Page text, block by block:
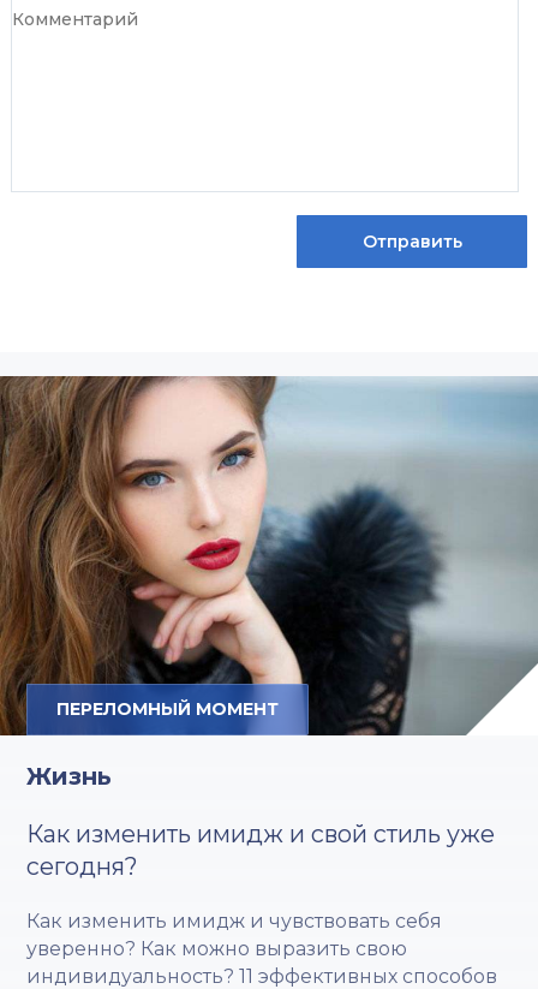
ПЕРЕЛОМНЫЙ МОМЕНТ
Жизнь
Как изменить имидж и свой стиль уже
сегодня?
Как изменить имидж и чувствовать себя
уверенно? Как можно выразить свою
индивидуальность? 11 эффективных способов